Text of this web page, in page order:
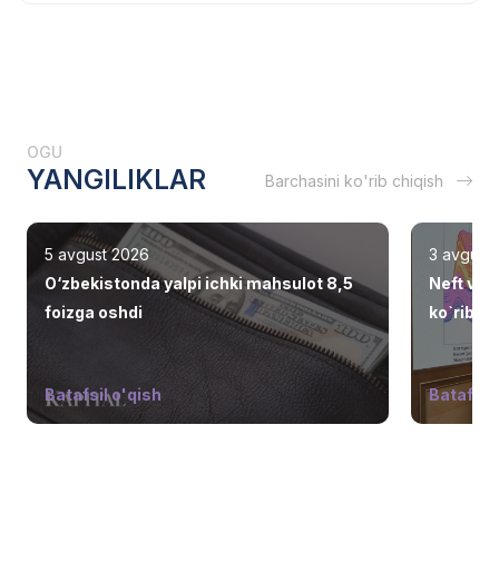
OGU
YANGILIKLAR Barchasini ko'rib chiqish
5 avgust 2026
O‘zbekistonda yalpi ichki mahsulot 8,5
foizga oshdi
Batafsil o'qish
3 avgust
Neft va
ko`rib
Batafsil